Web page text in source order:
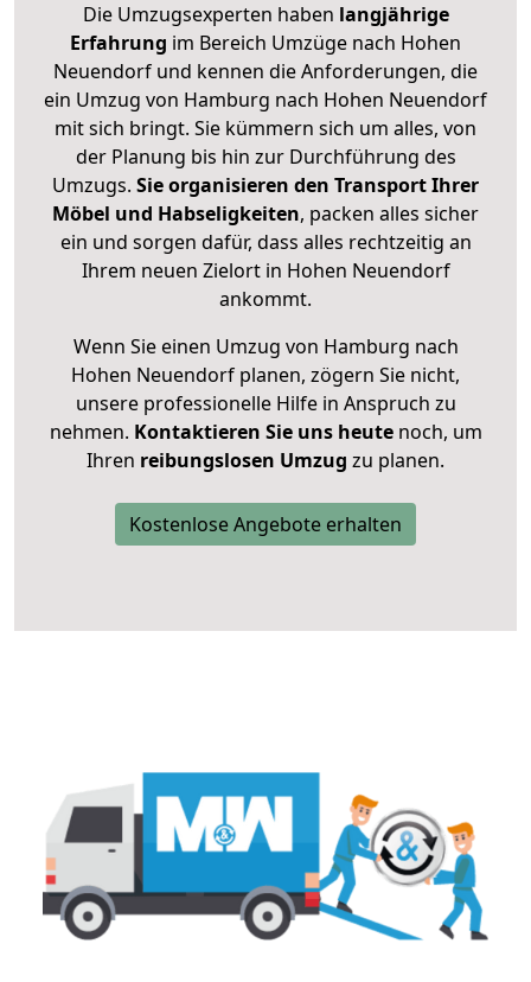
Die Umzugsexperten haben langjährige
Erfahrung im Bereich Umzüge nach Hohen
Neuendorf und kennen die Anforderungen, die
ein Umzug von Hamburg nach Hohen Neuendorf
mit sich bringt. Sie kümmern sich um alles, von
der Planung bis hin zur Durchführung des
Umzugs. Sie organisieren den Transport Ihrer
Möbel und Habseligkeiten, packen alles sicher
ein und sorgen dafür, dass alles rechtzeitig an
Ihrem neuen Zielort in Hohen Neuendorf
ankommt.
Wenn Sie einen Umzug von Hamburg nach
Hohen Neuendorf planen, zögern Sie nicht,
unsere professionelle Hilfe in Anspruch zu
nehmen. Kontaktieren Sie uns heutenoch, um
Ihren reibungslosen Umzug zu planen.
Kostenlose Angebote erhalten